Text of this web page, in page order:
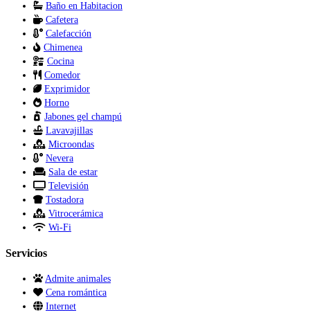
Baño en Habitacion
Cafetera
Calefacción
Chimenea
Cocina
Comedor
Exprimidor
Horno
Jabones gel champú
Lavavajillas
Microondas
Nevera
Sala de estar
Televisión
Tostadora
Vitrocerámica
Wi-Fi
Servicios
Admite animales
Cena romántica
Internet